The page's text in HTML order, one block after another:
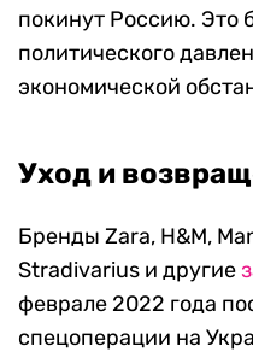
покинут Россию. Это
политического
экономической
Уход и
Бренды Zara, H&M,
Stradivarius и другие
феврале 2022 года
спецоперации на